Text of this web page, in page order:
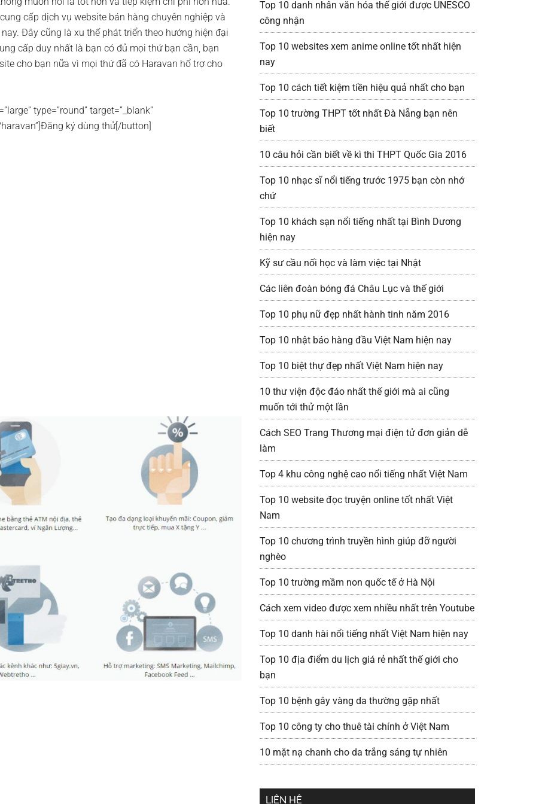
cấp dịch vụ website bán hàng chuyên nghiệp và
Đây cũng là xu thế phát triển theo hướng hiện đại
cấp duy nhất là bạn có đủ mọi thứ bạn cần, bạn
cho bạn nữa vì mọi thứ đã có Haravan hổ trợ cho
type=”round” target=”_blank”
ký dùng thử[/button]
Top 10 danh nhân văn hóa thế giới được UNESCO
công nhận
Top 10 websites xem anime online tốt nhất hiện
nay
Top 10 cách tiết kiệm tiền hiệu quả nhất cho bạn
Top 10 trường THPT tốt nhất Đà Nẵng bạn nên
biết
10 câu hỏi cần biết về kì thi THPT Quốc Gia 2016
Top 10 nhạc sĩ nổi tiếng trước 1975 bạn còn nhớ
chứ
Top 10 khách sạn nổi tiếng nhất tại Bình Dương
hiện nay
Kỹ sư cầu nối học và làm việc tại Nhật
Các liên đoàn bóng đá Châu Lục và thế giới
Top 10 phụ nữ đẹp nhất hành tinh năm 2016
Top 10 nhật báo hàng đầu Việt Nam hiện nay
Top 10 biệt thự đẹp nhất Việt Nam hiện nay
10 thư viện độc đáo nhất thế giới mà ai cũng
muốn tới thử một lần
Cách SEO Trang Thương mại điện tử đơn giản dễ
làm
Top 4 khu công nghệ cao nổi tiếng nhất Việt Nam
Top 10 website đọc truyện online tốt nhất Việt
Nam
Top 10 chương trình truyền hình giúp đỡ người
nghèo
Top 10 trường mầm non quốc tế ở Hà Nội
Cách xem video được xem nhiều nhất trên Youtube
Top 10 danh hài nổi tiếng nhất Việt Nam hiện nay
Top 10 địa điểm du lịch giá rẻ nhất thế giới cho
bạn
Top 10 bệnh gây vàng da thường gặp nhất
Top 10 công ty cho thuê tài chính ở Việt Nam
10 mặt nạ chanh cho da trắng sáng tự nhiên
LIÊN HỆ